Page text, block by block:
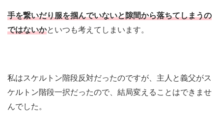
手を繋いだり服を掴んでいないと隙間から落ちてしまうの
ではないかといつも考えてしまいます。
私はスケルトン階段反対だったのですが、主人と義父がス
ケルトン階段一択だったので、結局変えることはできませ
んでした。